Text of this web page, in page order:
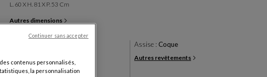
L. 60 X H. 81 X P. 53 Cm
Autres dimensions
Assise : Coque
Autres revêtements
contenus personnalisés,
la personnalisation
Continuer sans accepter